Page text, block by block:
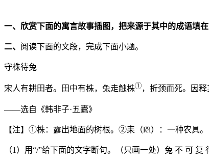
一、欣赏下面的寓言故事插图，把来源于其中的成语填在
二、 阅读下面的文段，完成下面小题。
守株待兔
宋人有耕田者。田中有株，兔走触株①，折颈而死。因释
——选自《韩非子·五蠹》
【注】①株：露出地面的树根。②耒（lěi）：一种农具。
（1）用“/”给下面的文字断句。（只画一处）兔 不 可 复